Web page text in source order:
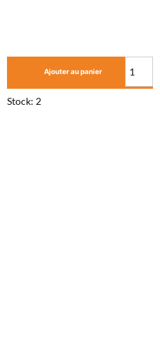
Ajouter au panier
Stock: 2